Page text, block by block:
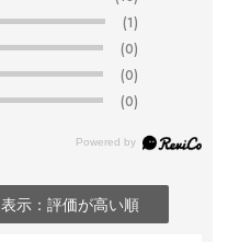
(1)
(0)
(0)
(0)
表示：評価が高い順